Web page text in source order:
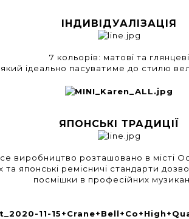
ІНДИВІДУАЛІЗАЦІЯ
7 кольорів: матові та глянцеві.
, який ідеально пасуватиме до стилю
ЯПОНСЬКІ ТРАДИЦІЇ
виробництво розташовано в місті
та японські ремісничі стандарти
посмішки в професійних